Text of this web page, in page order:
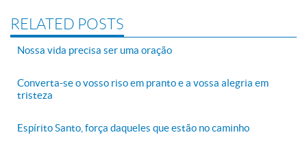
RELATED POSTS
Nossa vida precisa ser uma oração
Converta-se o vosso riso em pranto e a vossa alegria em
tristeza
Espírito Santo, força daqueles que estão no caminho